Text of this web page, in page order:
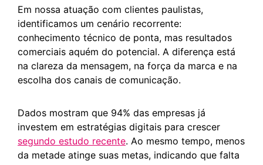
Em nossa atuação com clientes paulistas,
identificamos um cenário recorrente:
conhecimento técnico de ponta, mas resultados
comerciais aquém do potencial. A diferença está
na clareza da mensagem, na força da marca e na
escolha dos canais de comunicação.
Dados mostram que 94% das empresas já
investem em estratégias digitais para crescer
segundo estudo recente. Ao mesmo tempo, menos
da metade atinge suas metas, indicando que falta